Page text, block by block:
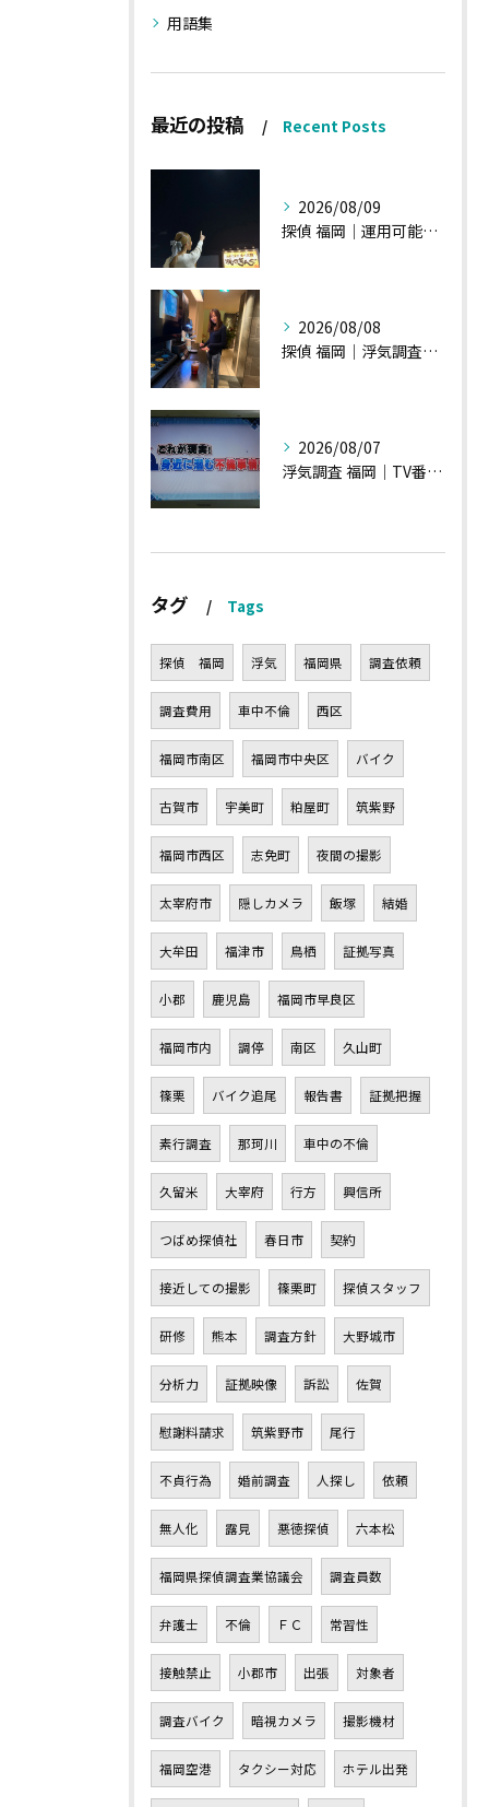
用語集
最近の投稿 Recent Posts
2026/08/09
探偵 福岡｜運用可能な報告書②
2026/08/08
探偵 福岡｜浮気調査、諸状況、そして雑談へ
2026/08/07
浮気調査 福岡｜TV番組15分間の特集の時のお話①
タグ Tags
探偵 福岡 浮気 福岡県 調査依頼
調査費用 車中不倫 西区
福岡市南区 福岡市中央区 バイク
古賀市 宇美町 粕屋町 筑紫野
福岡市西区 志免町 夜間の撮影
太宰府市 隠しカメラ 飯塚 結婚
大牟田 福津市 鳥栖 証拠写真
小郡 鹿児島 福岡市早良区
福岡市内 調停 南区 久山町
篠栗 バイク追尾 報告書 証拠把握
素行調査 那珂川 車中の不倫
久留米 大宰府 行方 興信所
つばめ探偵社 春日市 契約
接近しての撮影 篠栗町 探偵スタッフ
研修 熊本 調査方針 大野城市
分析力 証拠映像 訴訟 佐賀
慰謝料請求 筑紫野市 尾行
不貞行為 婚前調査 人探し 依頼
無人化 露見 悪徳探偵 六本松
福岡県探偵調査業協議会 調査員数
弁護士 不倫 ＦＣ 常習性
接触禁止 小郡市 出張 対象者
調査バイク 暗視カメラ 撮影機材
福岡空港 タクシー対応 ホテル出発